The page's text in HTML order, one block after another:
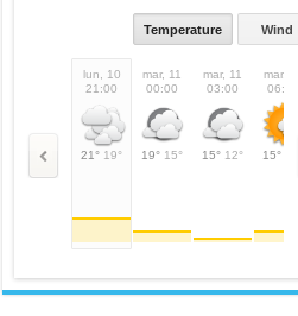
Temperature Wind
lun, 10
21:00
21° 19°
mar, 11
00:00
19° 15°
mar, 11
03:00
15° 12°
mar, 11
06:00
15°